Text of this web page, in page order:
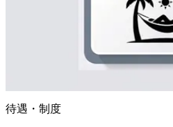
待遇・制度